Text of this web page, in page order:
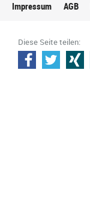
Impressum AGB
Diese Seite teilen: